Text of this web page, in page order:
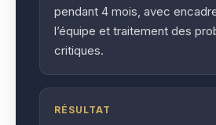
pendant 4 mois, avec
l’équipe et traitement des
critiques.
RÉSULTAT